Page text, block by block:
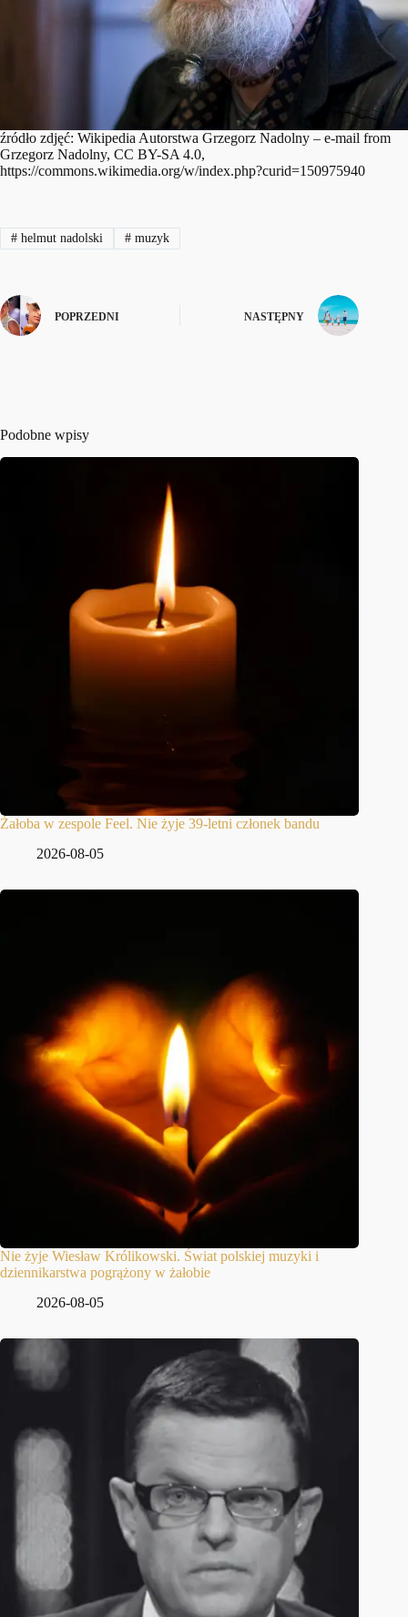
źródło zdjęć: Wikipedia Autorstwa Grzegorz Nadolny – e-mail from
Grzegorz Nadolny, CC BY-SA 4.0,
https://commons.wikimedia.org/w/index.php?curid=150975940
#helmut nadolski #muzyk
POPRZEDNI NASTĘPNY
Podobne wpisy
Żałoba w zespole Feel. Nie żyje 39-letni członek bandu
2026-08-05
Nie żyje Wiesław Królikowski. Świat polskiej muzyki i
dziennikarstwa pogrążony w żałobie
2026-08-05